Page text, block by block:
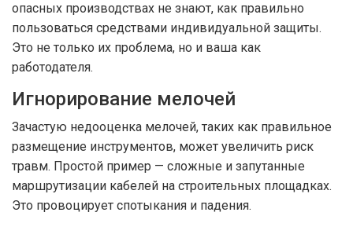
опасных производствах не знают, как правильно
пользоваться средствами индивидуальной защиты.
Это не только их проблема, но и ваша как
работодателя.
Игнорирование мелочей
Зачастую недооценка мелочей, таких как правильное
размещение инструментов, может увеличить риск
травм. Простой пример — сложные и запутанные
маршрутизации кабелей на строительных площадках.
Это провоцирует спотыкания и падения.